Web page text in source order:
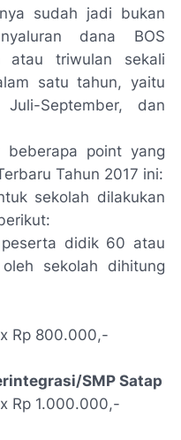
sudah jadi bukan
dana BOS
triwulan sekali
satu tahun, yaitu
September, dan
point yang
Tahun 2017 ini:
sekolah dilakukan
didik 60 atau
sekolah dihitung
Rp 800.000,-
SMP Satap
Rp 1.000.000,-